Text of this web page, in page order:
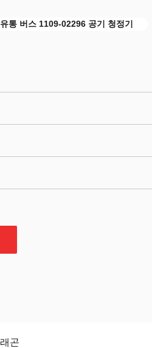
유통 버스 1109-02296 공기 청정기
곤